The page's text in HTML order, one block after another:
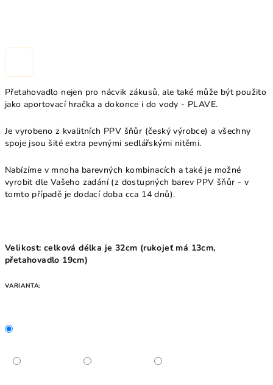
Přetahovadlo nejen pro nácvik zákusů, ale také může být použito
jako aportovací hračka a dokonce i do vody - PLAVE.
Je vyrobeno z kvalitních PPV šňůr (český výrobce) a všechny
spoje jsou šité extra pevnými sedlářskými nitěmi.
Nabízíme v mnoha barevných kombinacích a také je možné
vyrobit dle Vašeho zadání (z dostupných barev PPV šňůr - v
tomto případě je dodací doba cca 14 dnů).
Velikost: celková délka je 32cm (rukojeť má 13cm,
přetahovadlo 19cm)
VARIANTA: